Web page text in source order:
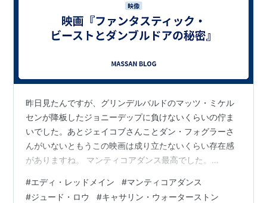
昨日見たんですが、グリンデルバルドのマッツ・ミケル
センが降板したジョニーデップに負けないくらいの佇ま
いでした。あとジェイコブさんことダン・フォグラーさ
んがいないともうこの映画は成り立たないくらい存在感
がありますね。 マンティコアダンス最高でした。
www.youtube.com
#エディ・レッドメイン #マンティコアダンス
#ジュード・ロウ #キャサリン・ウォーターストン